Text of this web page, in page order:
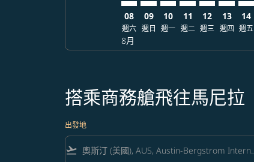
08
週六
8月
09
週日
10
週一
11
週二
12
週三
13
週四
14
週五
搭乘商務艙飛往馬尼拉
出發地
flight_takeoff